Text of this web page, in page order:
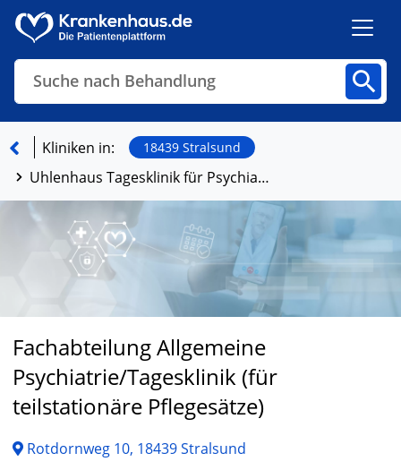
Suche nach Behandlung
Finden
Kliniken in: 18439 Stralsund
Uhlenhaus Tagesklinik für Psychiatrie, Psychotherapie und Alterspsychiatrie
Fachabteilung Allgemeine
Psychiatrie/Tagesklinik (für
teilstationäre Pflegesätze)
Rotdornweg 10, 18439 Stralsund